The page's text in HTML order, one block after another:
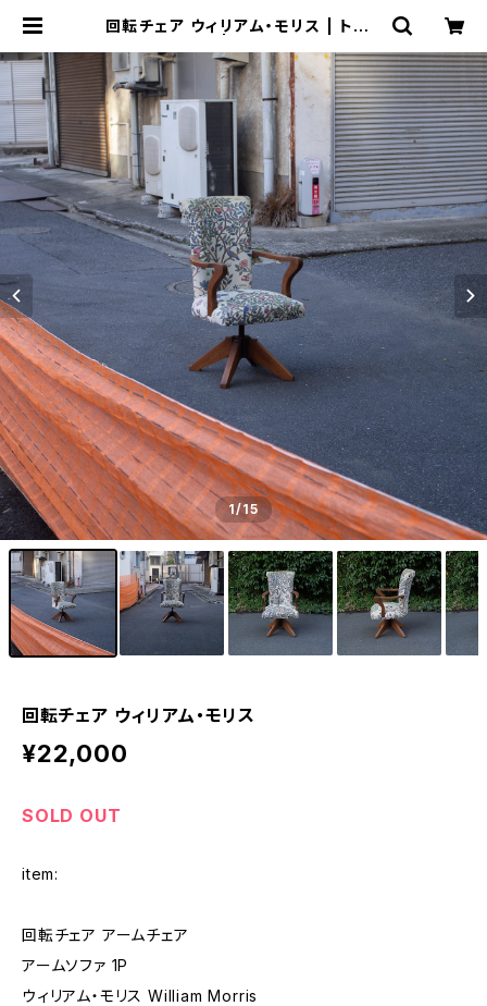
回転チェア ウィリアム・モリス | トリノ
イクルショップ・古着
1/15
回転チェア ウィリアム・モリス
¥22,000
SOLD OUT
item:
回転チェア アームチェア
アームソファ 1P
ウィリアム・モリス William Morris